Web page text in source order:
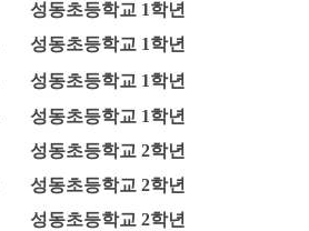
성동초등학교 1학년
성동초등학교 1학년
성동초등학교 1학년
성동초등학교 1학년
성동초등학교 2학년
성동초등학교 2학년
성동초등학교 2학년